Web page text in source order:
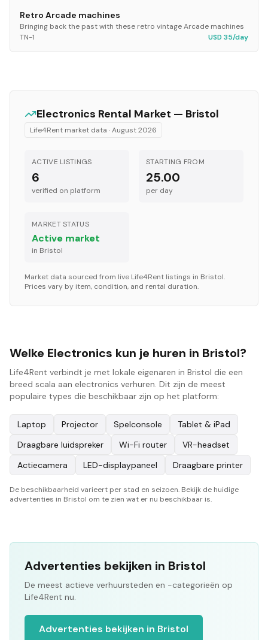
Retro Arcade machines
Bringing back the past with these retro vintage Arcade machines
TN-1
USD 35/day
Electronics Rental Market — Bristol
Life4Rent market data ·August 2026
ACTIVE LISTINGS
6
verified on platform
STARTING FROM
25.00
per day
MARKET STATUS
Active market
in Bristol
Market data sourced from live Life4Rent listings in Bristol.
Prices vary by item, condition, and rental duration.
Welke Electronics kun je huren in Bristol?
Life4Rent verbindt je met lokale eigenaren in Bristol die een
breed scala aan electronics verhuren. Dit zijn de meest
populaire types die beschikbaar zijn op het platform:
Laptop Projector Spelconsole
Tablet & iPad
Draagbare luidspreker
Wi-Fi router
VR-headset
Actiecamera
LED-displaypaneel Draagbare printer
De beschikbaarheid varieert per stad en seizoen. Bekijk de huidige
advertenties in Bristol om te zien wat er nu beschikbaar is.
Advertenties bekijken in Bristol
De meest actieve verhuursteden en -categorieën op
Life4Rent nu.
Advertenties bekijken in Bristol